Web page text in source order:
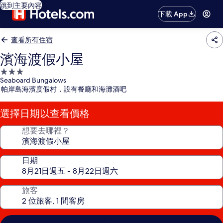
跳到主要內容
下載 App
查看所有住宿
濱海渡假小屋
3.0
星
級
住
宿
Seaboard Bungalows
帕岸島海濱度假村，設有餐廳和海灘酒吧
選擇日期以查看價格
想要去哪裡？
日期
旅客